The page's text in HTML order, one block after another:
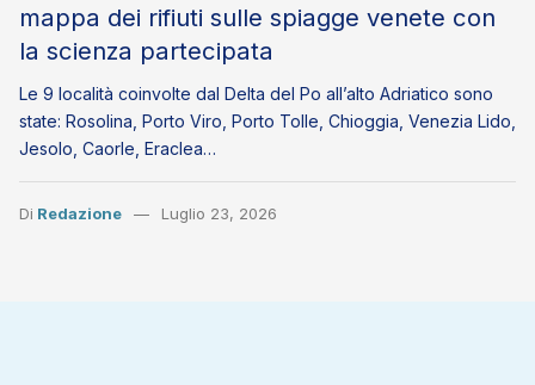
mappa dei rifiuti sulle spiagge venete con
la scienza partecipata
Le 9 località coinvolte dal Delta del Po all’alto Adriatico sono
state: Rosolina, Porto Viro, Porto Tolle, Chioggia, Venezia Lido,
Jesolo, Caorle, Eraclea…
Di Redazione Luglio 23, 2026